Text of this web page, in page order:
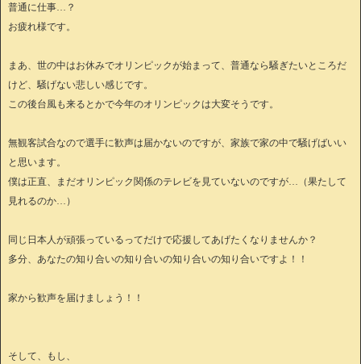
普通に仕事…？
お疲れ様です。
まあ、世の中はお休みでオリンピックが始まって、普通なら騒ぎたいところだ
けど、騒げない悲しい感じです。
この後台風も来るとかで今年のオリンピックは大変そうです。
無観客試合なので選手に歓声は届かないのですが、家族で家の中で騒げばいい
と思います。
僕は正直、まだオリンピック関係のテレビを見ていないのですが…（果たして
見れるのか…）
同じ日本人が頑張っているってだけで応援してあげたくなりませんか？
多分、あなたの知り合いの知り合いの知り合いの知り合いですよ！！
家から歓声を届けましょう！！
そして、もし、